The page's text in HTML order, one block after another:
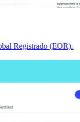
Registrado (EOR).​​